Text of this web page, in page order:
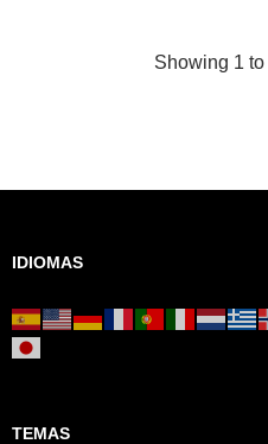
Showing 1
IDIOMAS
TEMAS